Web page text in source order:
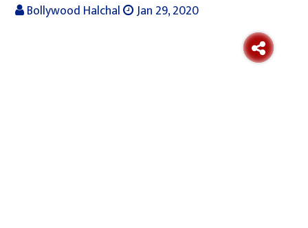
Bollywood Halchal
Jan 29, 2020